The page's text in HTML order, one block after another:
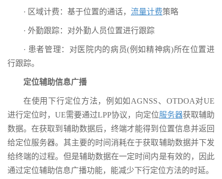
· 区域计费：基于位置的通话， 流量计费策略
· 外勤跟踪：对外勤人员位置进行跟踪
· 患者管理：对医院内的病员(例如精神病)所在位置进
行跟踪。
定位辅助信息广播
在使用下行定位方法，例如如AGNSS、OTDOA对UE
进行定位时，UE需要通过LPP协议，向定位服务器获取辅助
数据。在获取到辅助数据后，终端才能得到位置信息并返回
给定位服务器。其主要的时间消耗在于获取辅助数据并下发
给终端的过程。但是辅助数据在一定时间内是有效的，因此
通过定位辅助信息广播功能，能减少下行定位方法的时延。